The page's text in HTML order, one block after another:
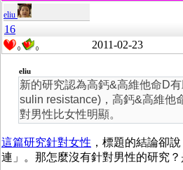
eliu
16
0 0 2011-02-23
eliu
新的研究認為高鈣&高維他命D
sulin resistance)，高鈣&高維他
對男性比女性明顯。
這篇研究針對女性 ，標題的結論卻
連」。那怎麼沒有針對男性的研究？